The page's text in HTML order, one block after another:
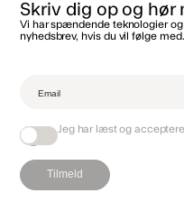
Skriv dig op og hør
Vi har spændende teknologier
nyhedsbrev, hvis du vil følge med.‌
Jeg har læst og
Tilmeld